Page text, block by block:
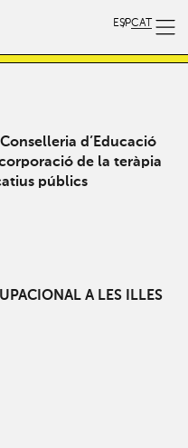
ESPCAT
d’Educació
de la teràpia
públics
A LES ILLES